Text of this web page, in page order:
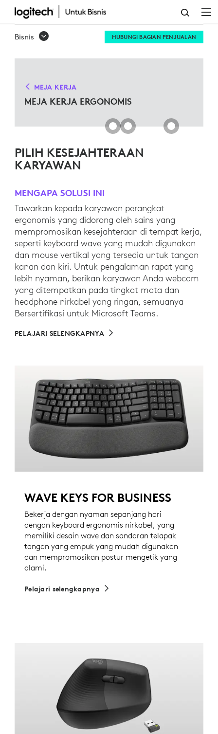
SOLUSI
MEJA
UNTUK
MICROSOFT
TEAMS
Bisnis HUBUNGI BAGIAN PENJUALAN
MEJA KERJA
MEJA KERJA ERGONOMIS
PILIH KESEJAHTERAAN
KARYAWAN
MENGAPA SOLUSI INI
Tawarkan kepada karyawan perangkat
ergonomis yang didorong oleh sains yang
mempromosikan kesejahteraan di tempat kerja,
seperti keyboard wave yang mudah digunakan
dan mouse vertikal yang tersedia untuk tangan
kanan dan kiri. Untuk pengalaman rapat yang
lebih nyaman, berikan karyawan Anda webcam
yang ditempatkan pada tingkat mata dan
headphone nirkabel yang ringan, semuanya
Bersertifikasi untuk Microsoft Teams.
PELAJARI SELENGKAPNYA
WAVE KEYS FOR BUSINESS
Bekerja dengan nyaman sepanjang hari
dengan keyboard ergonomis nirkabel, yang
memiliki desain wave dan sandaran telapak
tangan yang empuk yang mudah digunakan
dan mempromosikan postur mengetik yang
alami.
Pelajari selengkapnya